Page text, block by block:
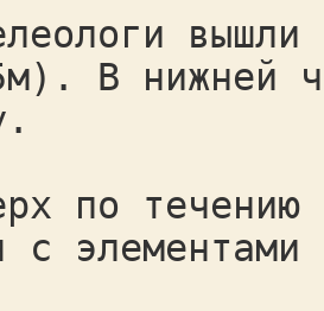
вышли
В нижней
по течению
с